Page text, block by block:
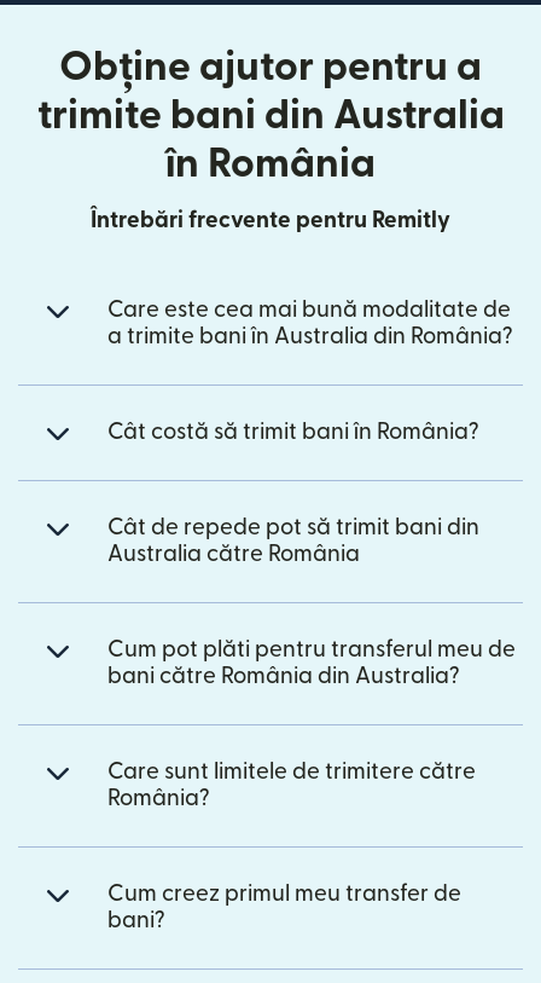
Obține ajutor pentru a
trimite bani din Australia
în România
Întrebări frecvente pentru Remitly
Care este cea mai bună modalitate de
a trimite bani în Australia din România?
Cât costă să trimit bani în România?
Cât de repede pot să trimit bani din
Australia către România
Cum pot plăti pentru transferul meu de
bani către România din Australia?
Care sunt limitele de trimitere către
România?
Cum creez primul meu transfer de
bani?